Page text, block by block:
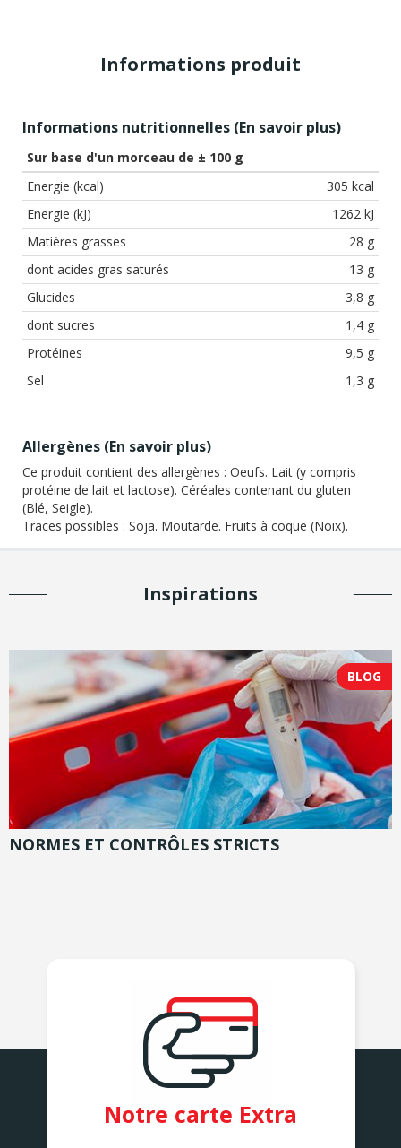
Informations produit
Informations nutritionnelles (En savoir plus)
Sur base d'un morceau de ± 100 g
Energie (kcal)
305 kcal
Energie (kJ)
1262 kJ
Matières grasses
28 g
dont acides gras saturés
13 g
Glucides
3,8 g
dont sucres
1,4 g
Protéines
9,5 g
Sel
1,3 g
Allergènes (En savoir plus)
Ce produit contient des allergènes : Oeufs. Lait (y compris
protéine de lait et lactose). Céréales contenant du gluten
(Blé, Seigle).
Traces possibles : Soja. Moutarde. Fruits à coque (Noix).
Inspirations
BLOG
NORMES ET CONTRÔLES STRICTS
Notre carte Extra